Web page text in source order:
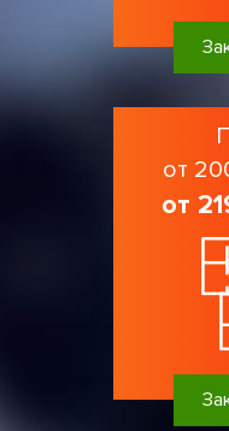
от
от